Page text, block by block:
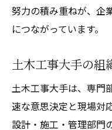
努力の積み重ねが、企
につながっています。
土木工事大手の組
土木工事大手は、専門
速な意思決定と現場対
設計・施工・管理部門